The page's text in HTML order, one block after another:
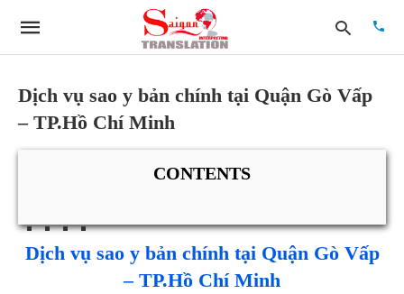
your
enter:
Dịch vụ sao y bản chính tại Quận Gò Vấp
– TP.Hồ Chí Minh
CONTENTS
Dịch vụ sao y bản chính tại Quận Gò Vấp
– TP.Hồ Chí Minh